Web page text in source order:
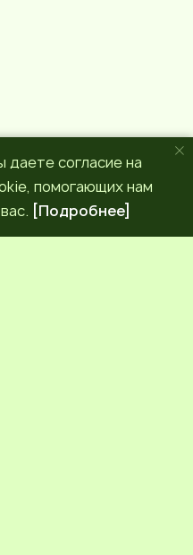
даете согласие на
помогающих нам
[Подробнее]